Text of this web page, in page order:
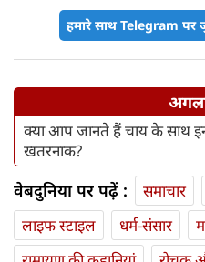
हमारे साथ Telegram
क्या आप जानते हैं चाय के साथ
खतरनाक?
वेबदुनिया पर पढ़ें : समाचार
लाइफ स्‍टाइल
धर्म-संसार